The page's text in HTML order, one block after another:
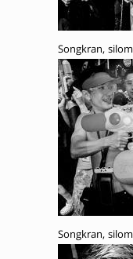
Songkran, silom
Songkran, silom